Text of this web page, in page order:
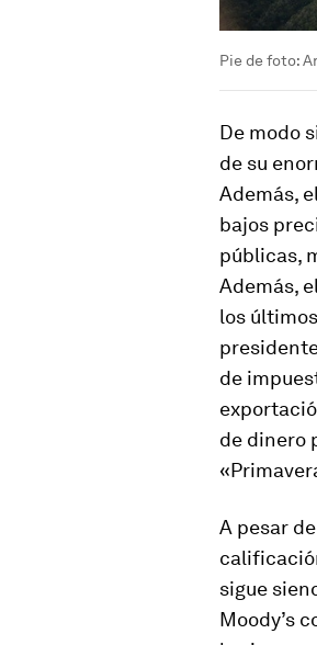
Pie de foto:
De modo
de su
Además,
bajos
públicas,
Además,
los
de
de dinero
A pesar
sigue
Moody’s